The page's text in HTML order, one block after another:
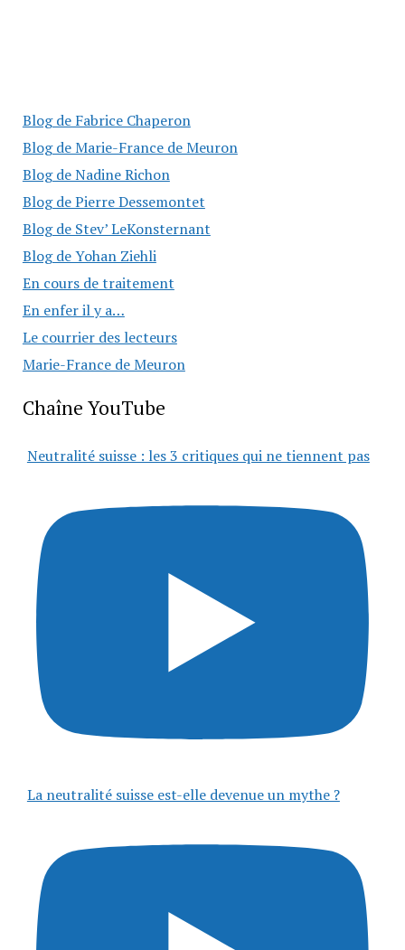
Blog de Fabrice Chaperon
Blog de Marie-France de Meuron
Blog de Nadine Richon
Blog de Pierre Dessemontet
Blog de Stev’ LeKonsternant
Blog de Yohan Ziehli
En cours de traitement
En enfer il y a…
Le courrier des lecteurs
Marie-France de Meuron
Chaîne YouTube
Neutralité suisse : les 3 critiques qui ne tiennent pas
La neutralité suisse est-elle devenue un mythe ?